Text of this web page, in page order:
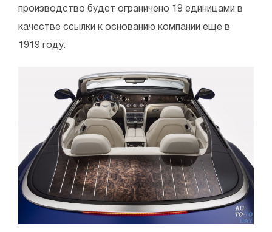
производство будет ограничено 19 единицами в
качестве ссылки к основанию компании еще в
1919 году.